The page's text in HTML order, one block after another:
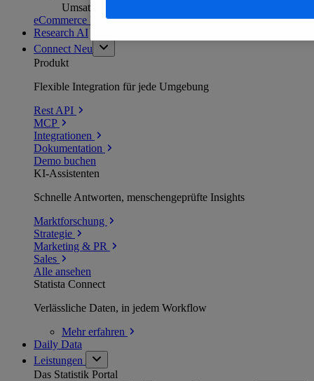
Umsatzanalysen und -prognosen
eCommerce Insights entdecken
Research AI
Connect Neu
Produkt
Flexible Integration für jede Umgebung
Rest API
MCP
Integrationen
Dokumentation
Demo buchen
KI-Assistenten
Schnelle Antworten, menschengeprüfte Insights
Marktforschung
Strategie
Marketing & PR
Sales
Alle ansehen
Statista Connect
Verlässliche Daten, in jedem Workflow
Mehrerfahren
Daily Data
Leistungen
Das Statistik Portal